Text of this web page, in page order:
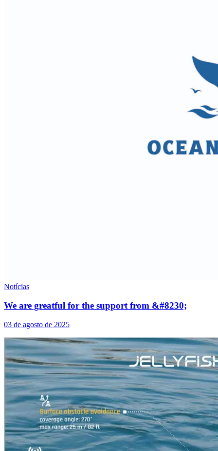
Notícias
We are greatful for the support from &#8230;
03 de agosto de 2025